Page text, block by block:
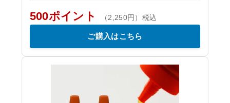
500ポイント （2,250円）税込
ご購入はこちら